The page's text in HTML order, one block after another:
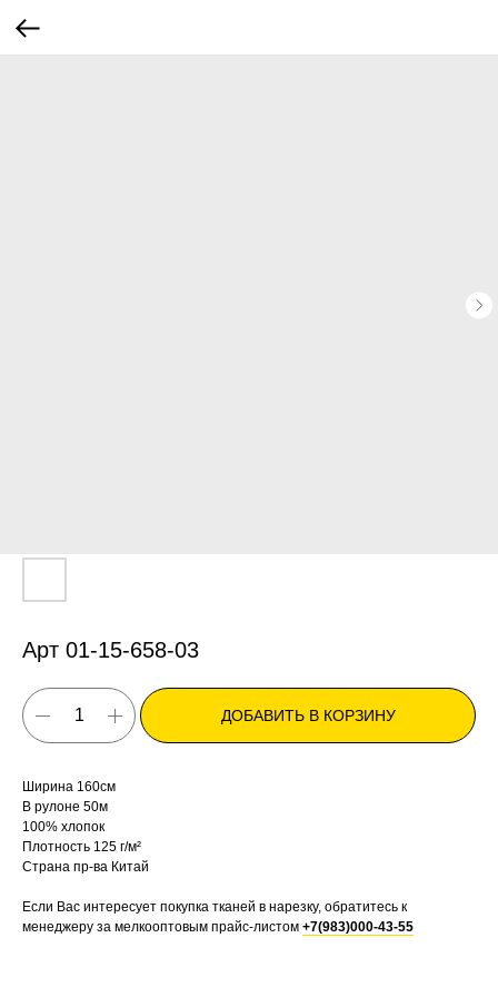
Арт 01-15-658-03
ДОБАВИТЬ В КОРЗИНУ
Ширина 160см
В рулоне 50м
100% хлопок
Плотность 125 г/м²
Страна пр-ва Китай
Если Вас интересует покупка тканей в нарезку, обратитесь к
менеджеру за мелкооптовым прайс-листом +7(983)000-43-55